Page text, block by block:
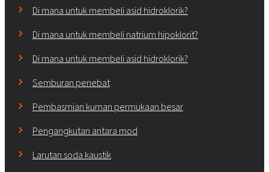
Di mana untuk membeli asid hidroklorik?
Di mana untuk membeli natrium hipoklorit?
Di mana untuk membeli asid hidroklorik?
Semburan penebat
Pembasmian kuman permukaan besar
Pengangkutan antara mod
Larutan soda kaustik